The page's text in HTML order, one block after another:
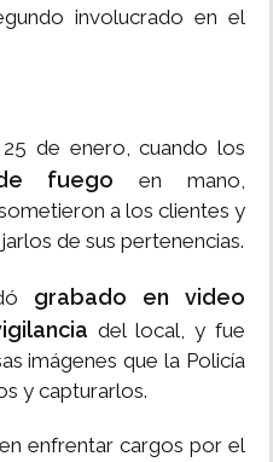
involucrado en el
de enero, cuando los
fuego en mano,
a los clientes y
de sus pertenencias.
grabado en video
del local, y fue
imágenes que la Policía
y capturarlos.
enfrentar cargos por el